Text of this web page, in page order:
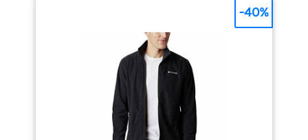
Sweat grande taille Sweatshirt noir pour homme,
homme, UK, sweat à capuche à fermeture éclair
pour homme, hoodies roses pour femmes, UK,
sweats chauds pour homme, sweat à capuche
oversized pour homme, sweat à capuche à
fermeture éclair pour homme, UK, 5XL, pulls roses,
vêtements de golf pour homme, UK, t-shirt de sport
blanc, veste de sport pour homme, grand et grand,
chemise blanche, hauts pour homme, sweat de
Noël pour homme, veste de course noire, t-shirts de
-40%